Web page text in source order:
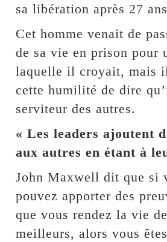
sa libération après 27
Cet homme venait de
de sa vie en prison pour
laquelle il croyait, mais
cette humilité de dire
serviteur des autres.
« Les leaders ajoutent
aux autres en étant à
John Maxwell dit que si
pouvez apporter des
que vous rendez la vie
meilleurs, alors vous